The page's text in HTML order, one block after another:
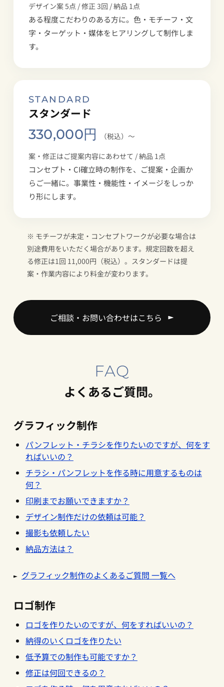
デザイン案 5点 / 修正 3回 / 納品 1点
ある程度こだわりのある方に。色・モチーフ・文
字・ターゲット・媒体をヒアリングして制作しま
す。
STANDARD
スタンダード
330,000円
（税込）〜
案・修正はご提案内容にあわせて / 納品 1点
コンセプト・CI確立時の制作を、ご提案・企画か
らご一緒に。事業性・機能性・イメージをしっか
り形にします。
※ モチーフが未定・コンセプトワークが必要な場合は
別途費用をいただく場合があります。規定回数を超え
る修正は1回 11,000円（税込）。スタンダードは提
案・作業内容により料金が変わります。
ご相談・お問い合わせはこちら
FAQ
よくあるご質問。
グラフィック制作
パンフレット・チラシを作りたいのですが、何をす
ればいいの？
チラシ・パンフレットを作る時に用意するものは
何？
印刷までお願いできますか？
デザイン制作だけの依頼は可能？
撮影も依頼したい
納品方法は？
グラフィック制作のよくあるご質問 一覧へ
ロゴ制作
ロゴを作りたいのですが、何をすればいいの？
納得のいくロゴを作りたい
低予算での制作も可能ですか？
修正は何回できるの？